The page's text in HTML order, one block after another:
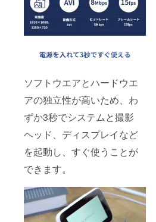
ソフトウエアとハードウエ
アの独立性が高いため、わ
ずか3秒でシステムと撮影
ヘッド、ディスプレイなど
を起動し、すぐ使うことが
できます。